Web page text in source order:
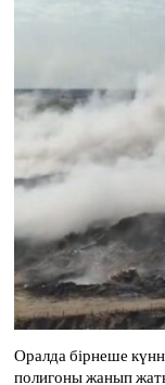
Оралда бірнеше
полигоны жанып